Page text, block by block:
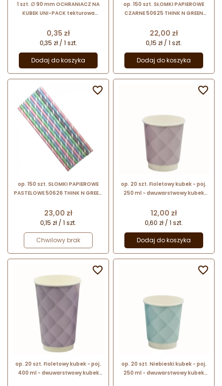
1 szt. ∅ 90 mm OCHRANIACZ NA
KUBEK UNI-PACK tekturowa
papierowe 300/400/500 ml
Cena
0,35 zł
0,35 zł / 1 szt.
Dodaj do koszyka
op. 150 szt. SŁOMKI PAPIEROWE
CZARNE 50625 THINK N GREEN
dł. 230 mm
Cena
22,00 zł
0,15 zł / 1 szt.
Dodaj do koszyka
op. 150 szt. SŁOMKI PAPIEROWE
PASTELOWE 50626 THINK N GREEN
dł. 230 mm
Cena
23,00 zł
0,15 zł / 1 szt.
Chwilowy brak

op. 20 szt. Fioletowy kubek - poj.
250 ml - dwuwarstwowy kubek
śr. 80 mm x wys. 91 mm
Cena
12,00 zł
0,60 zł / 1 szt.
Dodaj do koszyka

op. 20 szt. Fioletowy kubek - poj.
400 ml - dwuwarstwowy kubek

op. 20 szt. Niebieski kubek - poj.
250 ml - dwuwarstwowy kubek
